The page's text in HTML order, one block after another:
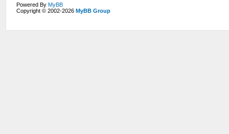
Powered ByMyBB
Copyright © 2002-2026MyBB Group